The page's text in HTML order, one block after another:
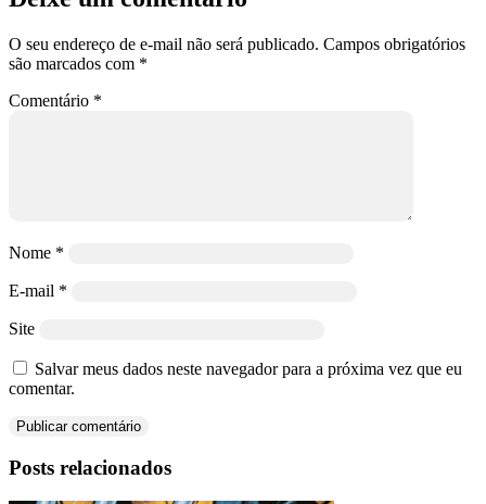
O seu endereço de e-mail não será publicado. Campos obrigatórios
são marcados com *
Comentário *
Nome *
E-mail *
Site
Salvar meus dados neste navegador para a próxima vez que eu
comentar.
Posts relacionados